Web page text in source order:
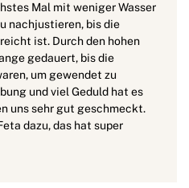
Mal mit weniger Wasser
nachjustieren, bis die
ist. Durch den hohen
gedauert, bis die
um gewendet zu
und viel Geduld hat es
uns sehr gut geschmeckt.
dazu, das hat super